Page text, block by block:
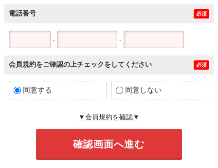
電話番号 必須
- -
会員規約をご確認の上チェックをしてください 必須
同意する 同意しない
▼会員規約を確認▼